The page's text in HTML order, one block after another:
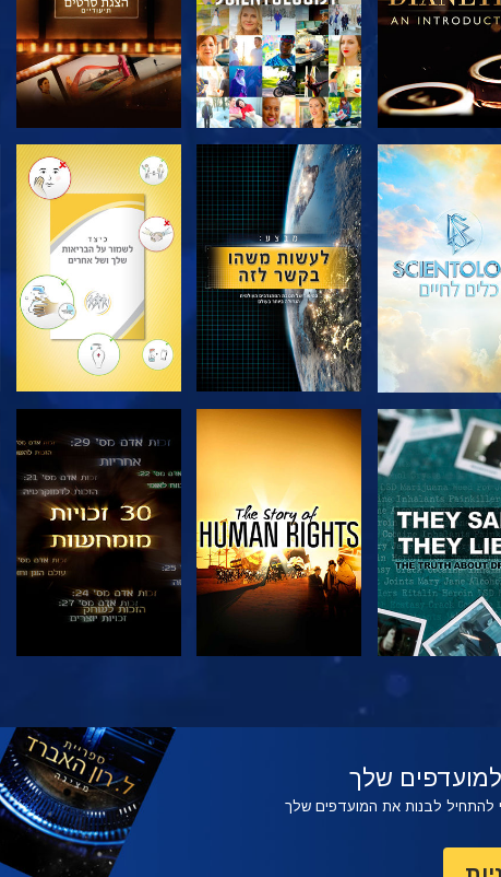
צפה בדוק את הסדרה בדוק את הסדרה
צפה צפה
צפה
שלך
להתחיל לבנות את המועדפים שלך